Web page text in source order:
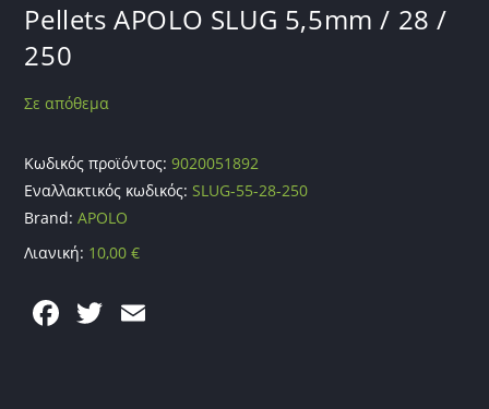
Pellets APOLO SLUG 5,5mm / 28 /
250
Σε απόθεμα
Κωδικός προϊόντος:9020051892
Εναλλακτικός κωδικός:SLUG-55-28-250
Brand:APOLO
Λιανική: 10,00€
F T